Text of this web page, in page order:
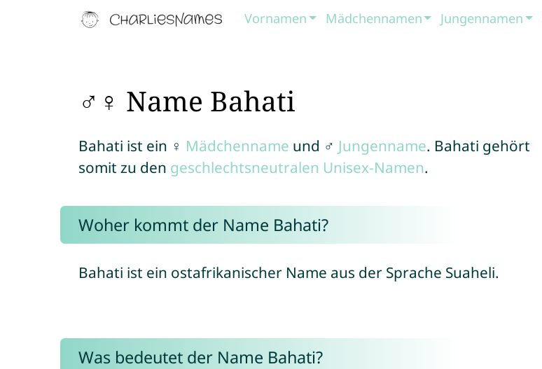
Vornamen Mädchennamen Jungennamen
♂♀ Name Bahati
Bahati ist ein ♀ Mädchenname und ♂ Jungenname. Bahati gehört
somit zu den geschlechtsneutralen Unisex-Namen.
Woher kommt der Name Bahati?
Bahati ist ein ostafrikanischer Name aus der Sprache Suaheli.
Was bedeutet der Name Bahati?